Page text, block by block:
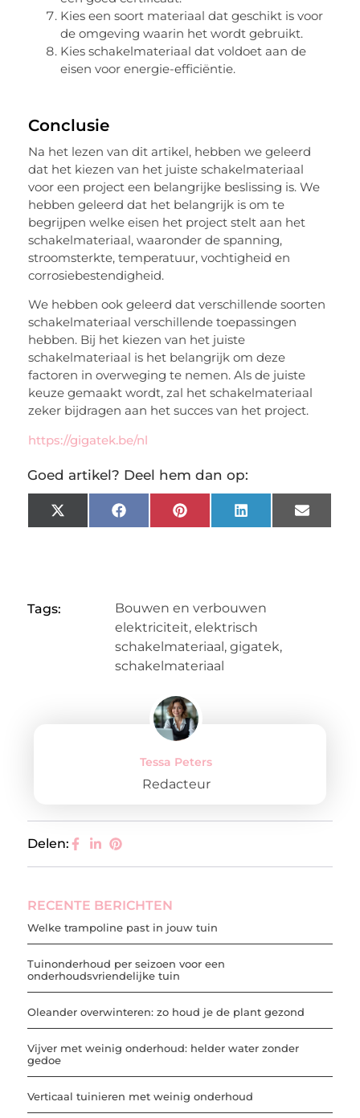
Kies een soort materiaal dat geschikt is voor
de omgeving waarin het wordt gebruikt.
Kies schakelmateriaal dat voldoet aan de
eisen voor energie-efficiëntie.
Conclusie
Na het lezen van dit artikel, hebben we geleerd
dat het kiezen van het juiste schakelmateriaal
voor een project een belangrijke beslissing is. We
hebben geleerd dat het belangrijk is om te
begrijpen welke eisen het project stelt aan het
schakelmateriaal, waaronder de spanning,
stroomsterkte, temperatuur, vochtigheid en
corrosiebestendigheid.
We hebben ook geleerd dat verschillende soorten
schakelmateriaal verschillende toepassingen
hebben. Bij het kiezen van het juiste
schakelmateriaal is het belangrijk om deze
factoren in overweging te nemen. Als de juiste
keuze gemaakt wordt, zal het schakelmateriaal
zeker bijdragen aan het succes van het project.
https://gigatek.be/nl
Goed artikel? Deel hem dan op:
X
(Twitter)
Facebook Pinterest LinkedIn Email
Tags:
Bouwen en verbouwen
elektriciteit, elektrisch
schakelmateriaal, gigatek,
schakelmateriaal
Tessa Peters
Redacteur
Delen:
RECENTE BERICHTEN
Welke trampoline past in jouw tuin
Tuinonderhoud per seizoen voor een
onderhoudsvriendelijke tuin
Oleander overwinteren: zo houd je de plant gezond
Vijver met weinig onderhoud: helder water zonder
gedoe
Verticaal tuinieren met weinig onderhoud